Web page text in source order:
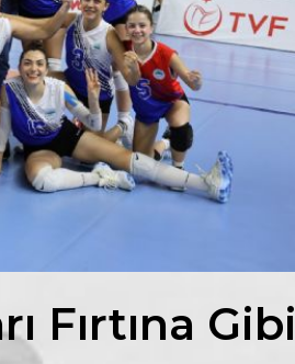
Fırtına Gibi